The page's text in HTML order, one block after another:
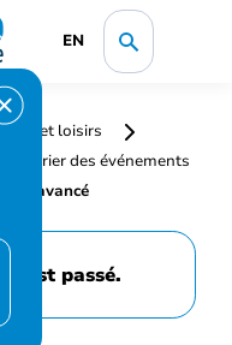
EN
et loisirs
des événements
avancé
est passé.